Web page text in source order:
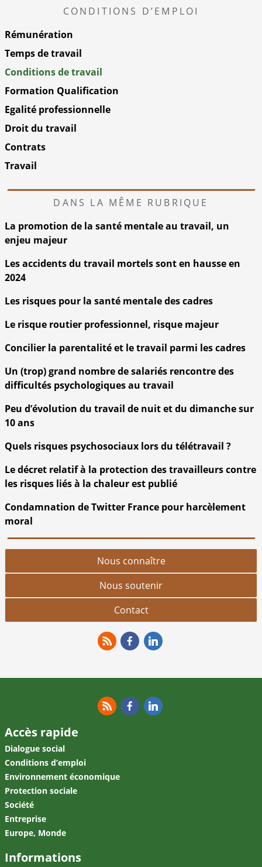
CONDITIONS D’EMPLOI
Rémunération
Temps de travail
Conditions de travail
Formation Qualification
Egalité professionnelle
Droit du travail
Contrats
Travail
DANS LA MÊME RUBRIQUE
La promotion de la santé mentale au travail, un
enjeu majeur
Les accidents du travail mortels sont en hausse en
2024
Les risques pour la santé mentale des cadres
Le risque routier professionnel, risque majeur
Concilier la parentalité et le travail parmi les cadres
Un (trop) grand nombre de salariés rencontre des
difficultés psychologiques au travail
Peu d’évolution du travail de nuit et du dimanche sur
10 ans
Quels risques psychosociaux lors du télétravail ?
Le décret relatif à la protection des travailleurs contre
les risques liés à la chaleur est publié
Condamnation de Twitter France pour harcèlement
moral
Nous connaître
Nous soutenir
Contact
Accès rapide
Dialogue social
Conditions d’emploi
Environnement économique
Protection sociale
Société
Entreprise
Europe, Monde
Informations